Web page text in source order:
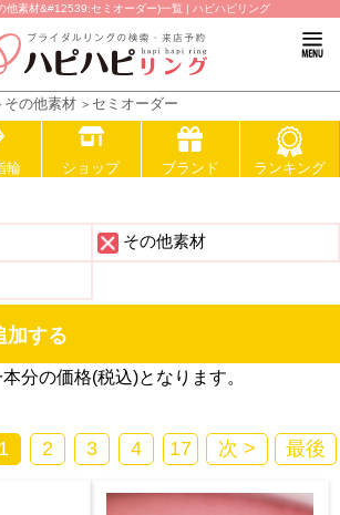
他素材&#12539;セミオーダー)一覧 | ハピハピリング
その他素材 セミオーダー
輪 ショップ ブランド ランキング
その他素材
加する
分の価格(税込)となります。
1 2 3 4 17 次 > 最後